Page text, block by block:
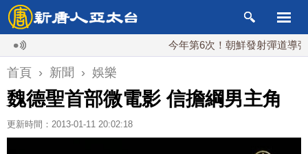
今年第6次！朝鮮發射彈道導彈 落日
首頁 › 新聞 › 娛樂
魏德聖首部微電影 信擔綱男主角
更新時間：2013-01-11 20:02:18